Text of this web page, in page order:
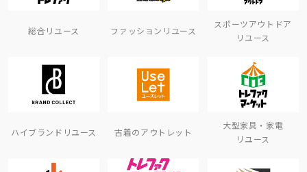
総合リユース ファッションリユース
スポーツアウトドア
リユース
ハイブランドリユース 古着のアウトレット
大型家具・家電
リユース